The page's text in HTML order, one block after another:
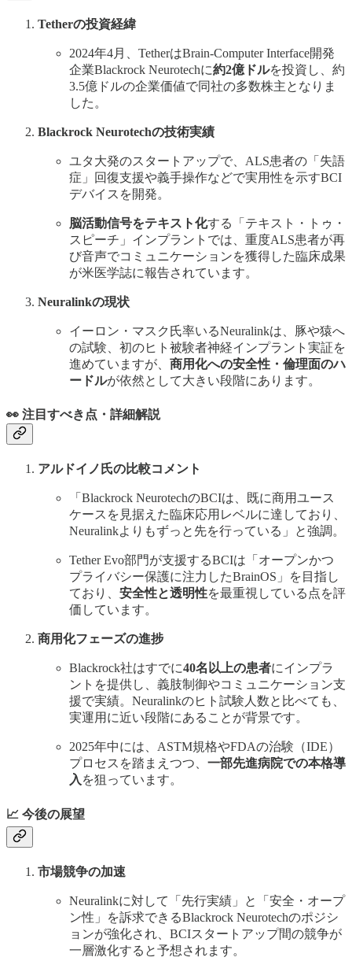
Tetherの投資経緯
2024年4月、TetherはBrain-Computer Interface開発
企業Blackrock Neurotechに約2億ドルを投資し、約
3.5億ドルの企業価値で同社の多数株主となりま
した。
Blackrock Neurotechの技術実績
ユタ大発のスタートアップで、ALS患者の「失語
症」回復支援や義手操作などで実用性を示すBCI
デバイスを開発。
脳活動信号をテキスト化する「テキスト・トゥ・
スピーチ」インプラントでは、重度ALS患者が再
び音声でコミュニケーションを獲得した臨床成果
が米医学誌に報告されています。
Neuralinkの現状
イーロン・マスク氏率いるNeuralinkは、豚や猿へ
の試験、初のヒト被験者神経インプラント実証を
進めていますが、 商用化への安全性・倫理面のハ
ードルが依然として大きい段階にあります。
👀 注目すべき点・詳細解説
アルドイノ氏の比較コメント
「Blackrock NeurotechのBCIは、既に商用ユース
ケースを見据えた臨床応用レベルに達しており、
Neuralinkよりもずっと先を行っている」と強調。
Tether Evo部門が支援するBCIは「オープンかつ
プライバシー保護に注力したBrainOS」を目指し
ており、 安全性と透明性を最重視している点を評
価しています。
商用化フェーズの進捗
Blackrock社はすでに40名以上の患者にインプラ
ントを提供し、義肢制御やコミュニケーション支
援で実績。Neuralinkのヒト試験人数と比べても、
実運用に近い段階にあることが背景です。
2025年中には、ASTM規格やFDAの治験（IDE）
プロセスを踏まえつつ、 一部先進病院での本格導
入 を狙っています。
📈 今後の展望
市場競争の加速
Neuralinkに対して「先行実績」と「安全・オープ
ン性」を訴求できるBlackrock Neurotechのポジシ
ョンが強化され、BCIスタートアップ間の競争が
一層激化すると予想されます。